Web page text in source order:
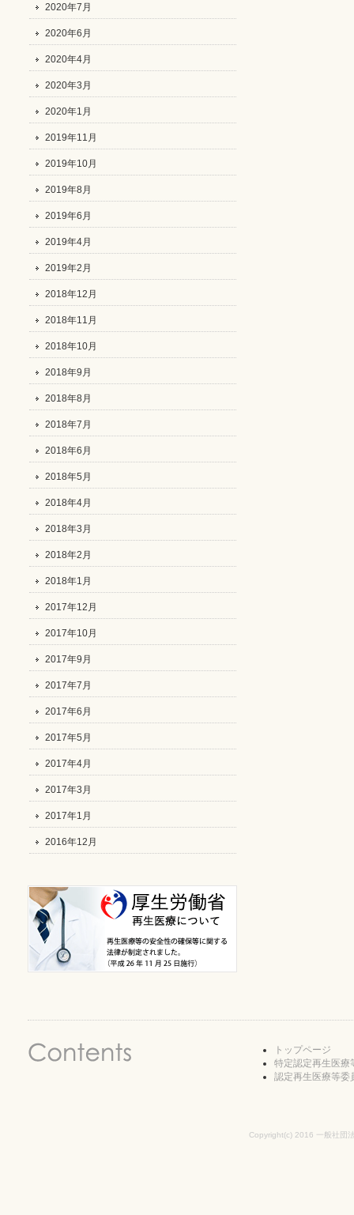
2020年7月
2020年6月
2020年4月
2020年3月
2020年1月
2019年11月
2019年10月
2019年8月
2019年6月
2019年4月
2019年2月
2018年12月
2018年11月
2018年10月
2018年9月
2018年8月
2018年7月
2018年6月
2018年5月
2018年4月
2018年3月
2018年2月
2018年1月
2017年12月
2017年10月
2017年9月
2017年7月
2017年6月
2017年5月
2017年4月
2017年3月
2017年1月
2016年12月
トップページ
特定認定再生医療
認定再生医療等委
Copyright(c) 2016 一般社団